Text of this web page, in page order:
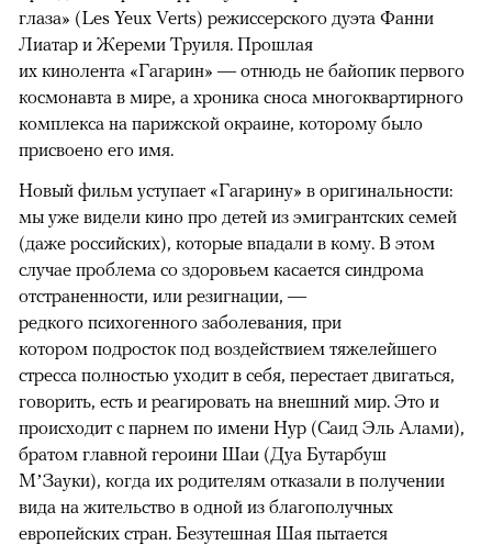
глаза» (Les Yeux Verts) режиссерского дуэта Фанни
Лиатар и Жереми Труиля. Прошлая
их кинолента «Гагарин» — отнюдь не байопик первого
космонавта в мире, а хроника сноса многоквартирного
комплекса на парижской окраине, которому было
присвоено его имя.
Новый фильм уступает «Гагарину» в оригинальности:
мы уже видели кино про детей из эмигрантских семей
(даже российских), которые впадали в кому. В этом
случае проблема со здоровьем касается синдрома
отстраненности, или резигнации, —
редкого психогенного заболевания, при
котором подросток под воздействием тяжелейшего
стресса полностью уходит в себя, перестает двигаться,
говорить, есть и реагировать на внешний мир. Это и
происходит с парнем по имени Нур (Саид Эль Алами),
братом главной героини Шаи (Дуа Бутарбуш
М’Зауки), когда их родителям отказали в получении
вида на жительство в одной из благополучных
европейских стран. Безутешная Шая пытается